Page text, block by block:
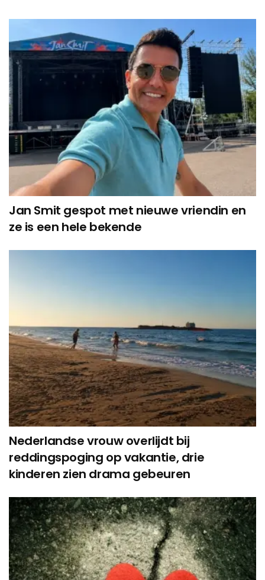
Jan Smit gespot met nieuwe vriendin en
ze is een hele bekende
Nederlandse vrouw overlijdt bij
reddingspoging op vakantie, drie
kinderen zien drama gebeuren